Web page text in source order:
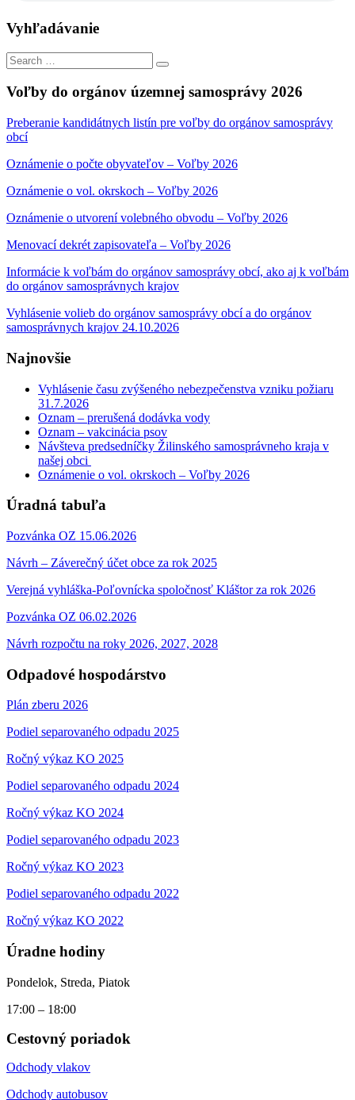
Vyhľadávanie
Search
for:
Search
Voľby do orgánov územnej samosprávy 2026
Preberanie kandidátnych listín pre voľby do orgánov samosprávy
obcí
Oznámenie o počte obyvateľov – Voľby 2026
Oznámenie o vol. okrskoch – Voľby 2026
Oznámenie o utvorení volebného obvodu – Voľby 2026
Menovací dekrét zapisovateľa – Voľby 2026
Informácie k voľbám do orgánov samosprávy obcí, ako aj k voľbám
do orgánov samosprávnych krajov
Vyhlásenie volieb do orgánov samosprávy obcí a do orgánov
samosprávnych krajov 24.10.2026
Najnovšie
Vyhlásenie času zvýšeného nebezpečenstva vzniku požiaru
31.7.2026
Oznam – prerušená dodávka vody
Oznam – vakcinácia psov
Návšteva predsedníčky Žilinského samosprávneho kraja v
našej obci
Oznámenie o vol. okrskoch – Voľby 2026
Úradná tabuľa
Pozvánka OZ 15.06.2026
Návrh – Záverečný účet obce za rok 2025
Verejná vyhláška-Poľovnícka spoločnosť Kláštor za rok 2026
Pozvánka OZ 06.02.2026
Návrh rozpočtu na roky 2026, 2027, 2028
Odpadové hospodárstvo
Plán zberu 2026
Podiel separovaného odpadu 2025
Ročný výkaz KO 2025
Podiel separovaného odpadu 2024
Ročný výkaz KO 2024
Podiel separovaného odpadu 2023
Ročný výkaz KO 2023
Podiel separovaného odpadu 2022
Ročný výkaz KO 2022
Úradne hodiny
Pondelok, Streda, Piatok
17:00 – 18:00
Cestovný poriadok
Odchody vlakov
Odchody autobusov